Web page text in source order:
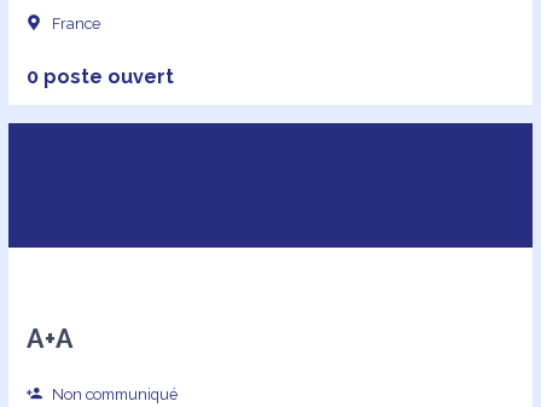
France
0 poste ouvert
A+A
Non communiqué